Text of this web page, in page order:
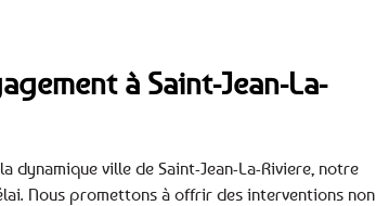
à Saint-Jean-La-
dynamique ville de Saint-Jean-La-Riviere, notre
Nous promettons à offrir des interventions non